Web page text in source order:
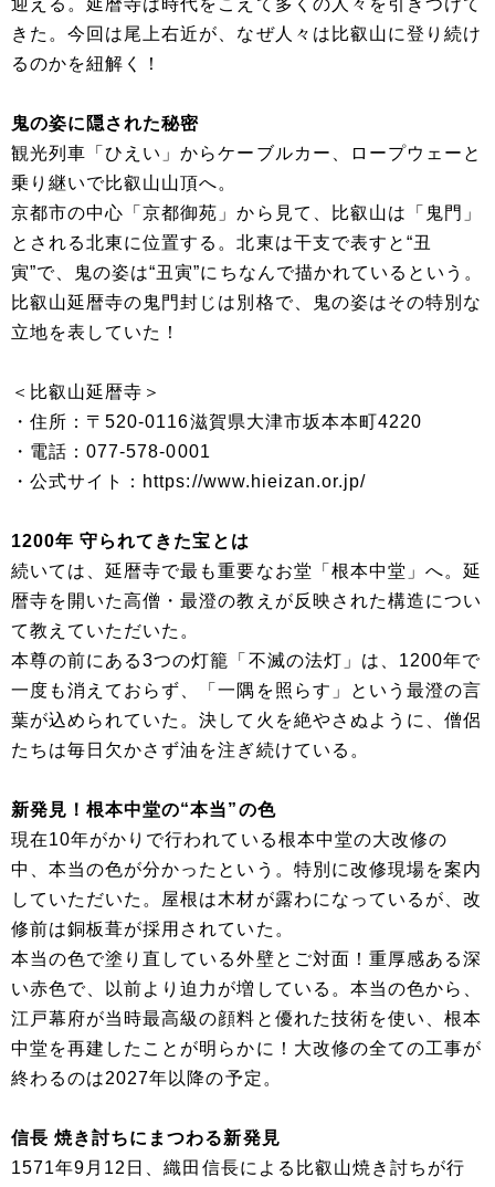
迎える。延暦寺は時代をこえて多くの人々を引きつけて
きた。今回は尾上右近が、なぜ人々は比叡山に登り続け
るのかを紐解く！
鬼の姿に隠された秘密
観光列車「ひえい」からケーブルカー、ロープウェーと
乗り継いで比叡山山頂へ。
京都市の中心「京都御苑」から見て、比叡山は「鬼門」
とされる北東に位置する。北東は干支で表すと“丑
寅”で、鬼の姿は“丑寅”にちなんで描かれているという。
比叡山延暦寺の鬼門封じは別格で、鬼の姿はその特別な
立地を表していた！
＜比叡山延暦寺＞
・住所：〒520-0116滋賀県大津市坂本本町4220
・電話：077-578-0001
・公式サイト：https://www.hieizan.or.jp/
1200年 守られてきた宝とは
続いては、延暦寺で最も重要なお堂「根本中堂」へ。延
暦寺を開いた高僧・最澄の教えが反映された構造につい
て教えていただいた。
本尊の前にある3つの灯籠「不滅の法灯」は、1200年で
一度も消えておらず、「一隅を照らす」という最澄の言
葉が込められていた。決して火を絶やさぬように、僧侶
たちは毎日欠かさず油を注ぎ続けている。
新発見！根本中堂の“本当”の色
現在10年がかりで行われている根本中堂の大改修の
中、本当の色が分かったという。特別に改修現場を案内
していただいた。屋根は木材が露わになっているが、改
修前は銅板葺が採用されていた。
本当の色で塗り直している外壁とご対面！重厚感ある深
い赤色で、以前より迫力が増している。本当の色から、
江戸幕府が当時最高級の顔料と優れた技術を使い、根本
中堂を再建したことが明らかに！大改修の全ての工事が
終わるのは2027年以降の予定。
信長 焼き討ちにまつわる新発見
1571年9月12日、織田信長による比叡山焼き討ちが行